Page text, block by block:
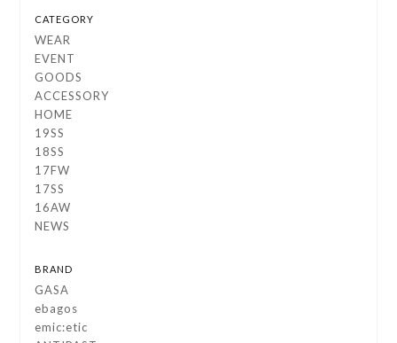
CATEGORY
WEAR
EVENT
GOODS
ACCESSORY
HOME
19SS
18SS
17FW
17SS
16AW
NEWS
BRAND
GASA
ebagos
emic:etic